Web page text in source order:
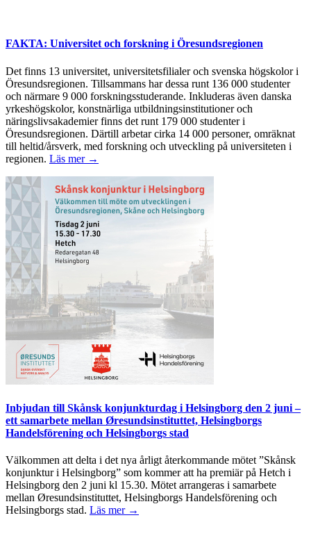
FAKTA: Universitet och forskning i Öresundsregionen
Det finns 13 universitet, universitetsfilialer och svenska högskolor i
Öresundsregionen. Tillsammans har dessa runt 136 000 studenter
och närmare 9 000 forskningsstuderande. Inkluderas även danska
yrkeshögskolor, konstnärliga utbildningsinstitutioner och
näringslivsakademier finns det runt 179 000 studenter i
Öresundsregionen. Därtill arbetar cirka 14 000 personer, omräknat
till heltid/årsverk, med forskning och utveckling på universiteten i
regionen. Läs mer →
Inbjudan till Skånsk konjunkturdag i Helsingborg den 2 juni –
ett samarbete mellan Øresundsinstituttet, Helsingborgs
Handelsförening och Helsingborgs stad
Välkommen att delta i det nya årligt återkommande mötet ”Skånsk
konjunktur i Helsingborg” som kommer att ha premiär på Hetch i
Helsingborg den 2 juni kl 15.30. Mötet arrangeras i samarbete
mellan Øresundsinstituttet, Helsingborgs Handelsförening och
Helsingborgs stad. Läs mer →